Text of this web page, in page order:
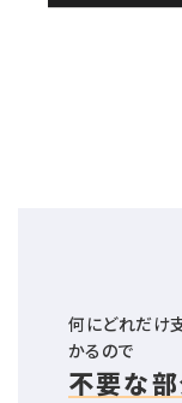
何にどれだけ
かるので
不要な